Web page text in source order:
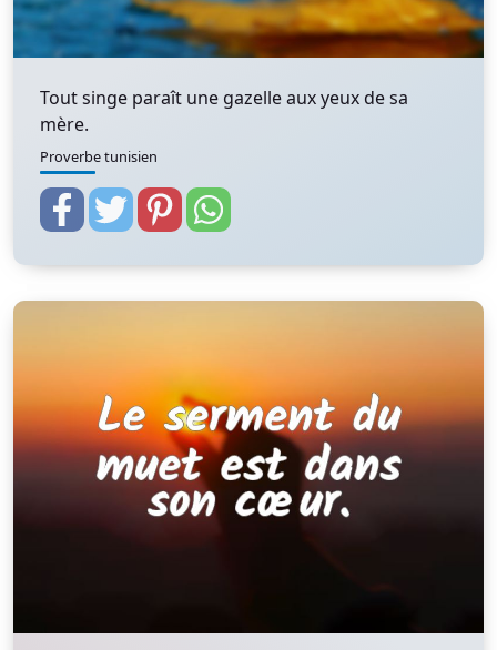
Tout singe paraît une gazelle aux yeux de sa
mère.
Proverbe tunisien